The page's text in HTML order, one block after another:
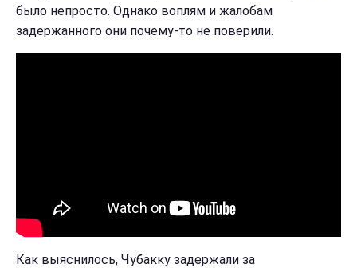
было непросто. Однако воплям и жалобам
задержанного они почему-то не поверили.
Как выяснилось, Чубакку задержали за